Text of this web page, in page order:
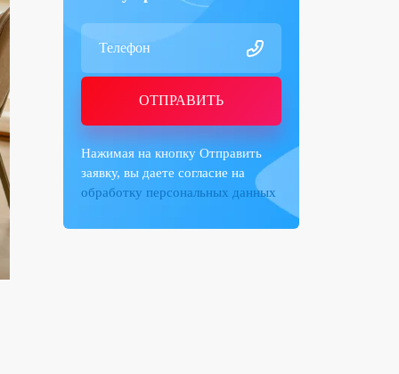
ОТПРАВИТЬ
Нажимая на кнопку Отправить
заявку, вы даете согласие на
обработку персональных данных